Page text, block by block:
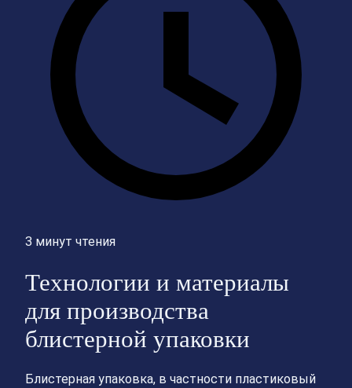
3 минут чтения
Технологии и материалы
для производства
блистерной упаковки
Блистерная упаковка, в частности пластиковый